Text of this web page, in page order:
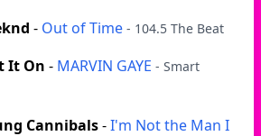
- Out of Time - 104.5 The Beat
It On - MARVIN GAYE - Smart
Cannibals-I'm Not the Man I